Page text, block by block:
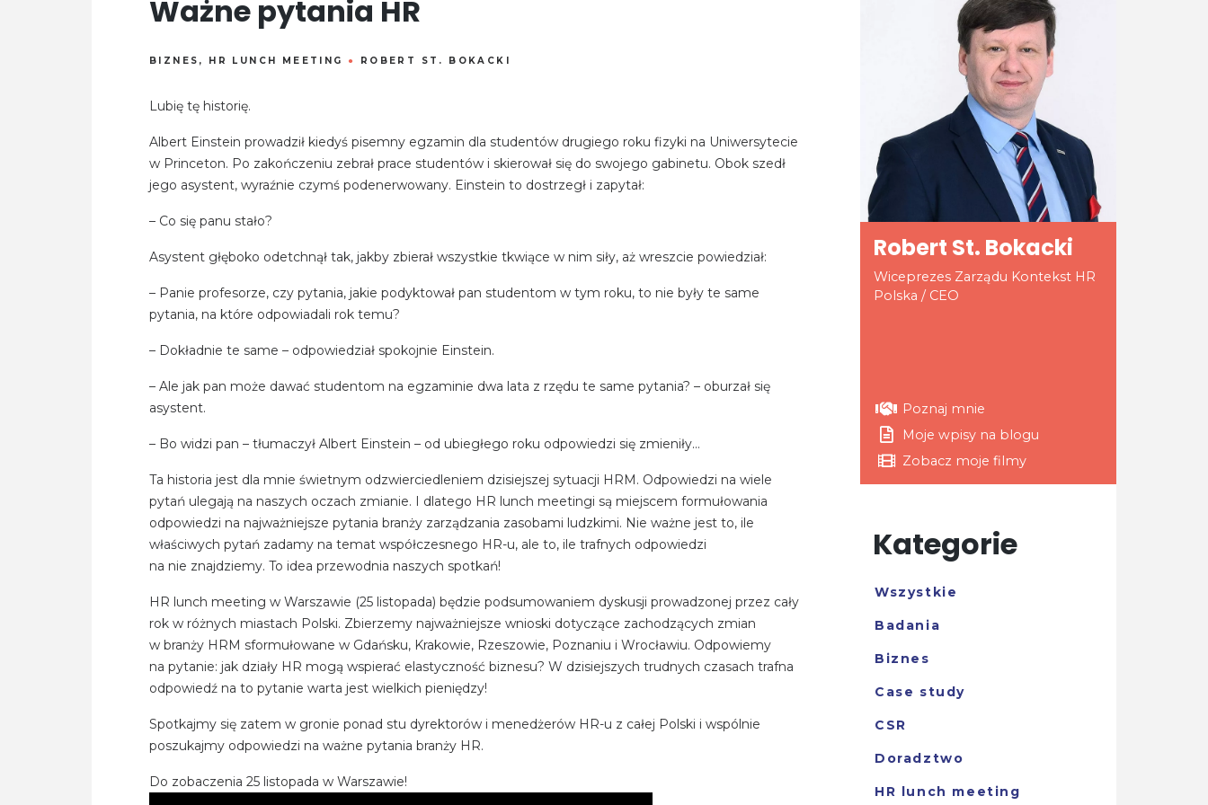
Ważne pytania HR
BIZNES , HR LUNCH MEETING ● ROBERT ST. BOKACKI
Lubię tę historię.
Albert Einstein prowadził kiedyś pisemny egzamin dla studentów drugiego roku fizyki na Uniwersytecie
w Princeton. Po zakończeniu zebrał prace studentów i skierował się do swojego gabinetu. Obok szedł
jego asystent, wyraźnie czymś podenerwowany. Einstein to dostrzegł i zapytał:
– Co się panu stało?
Asystent głęboko odetchnął tak, jakby zbierał wszystkie tkwiące w nim siły, aż wreszcie powiedział:
– Panie profesorze, czy pytania, jakie podyktował pan studentom w tym roku, to nie były te same
pytania, na które odpowiadali rok temu?
– Dokładnie te same – odpowiedział spokojnie Einstein.
– Ale jak pan może dawać studentom na egzaminie dwa lata z rzędu te same pytania? – oburzał się
asystent.
– Bo widzi pan – tłumaczył Albert Einstein – od ubiegłego roku odpowiedzi się zmieniły…
Ta historia jest dla mnie świetnym odzwierciedleniem dzisiejszej sytuacji HRM. Odpowiedzi na wiele
pytań ulegają na naszych oczach zmianie. I dlatego HR lunch meetingi są miejscem formułowania
odpowiedzi na najważniejsze pytania branży zarządzania zasobami ludzkimi. Nie ważne jest to, ile
właściwych pytań zadamy na temat współczesnego HR-u, ale to, ile trafnych odpowiedzi
na nie znajdziemy. To idea przewodnia naszych spotkań!
HR lunch meeting w Warszawie (25 listopada) będzie podsumowaniem dyskusji prowadzonej przez cały
rok w różnych miastach Polski. Zbierzemy najważniejsze wnioski dotyczące zachodzących zmian
w branży HRM sformułowane w Gdańsku, Krakowie, Rzeszowie, Poznaniu i Wrocławiu. Odpowiemy
na pytanie: jak działy HR mogą wspierać elastyczność biznesu? W dzisiejszych trudnych czasach trafna
odpowiedź na to pytanie warta jest wielkich pieniędzy!
Spotkajmy się zatem w gronie ponad stu dyrektorów i menedżerów HR-u z całej Polski i wspólnie
poszukajmy odpowiedzi na ważne pytania branży HR.
Do zobaczenia 25 listopada w Warszawie!
Robert St. Bokacki
Wiceprezes Zarządu Kontekst HR
Polska / CEO
Poznaj mnie
Moje wpisy na blogu
Zobacz moje filmy
Kategorie
Wszystkie
Badania
Biznes
Case study
CSR
Doradztwo
HR lunch meeting